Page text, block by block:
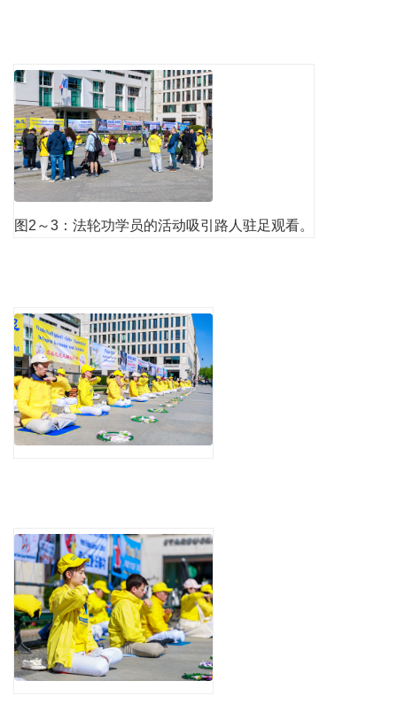
图2～3：法轮功学员的活动吸引路人驻足观看。